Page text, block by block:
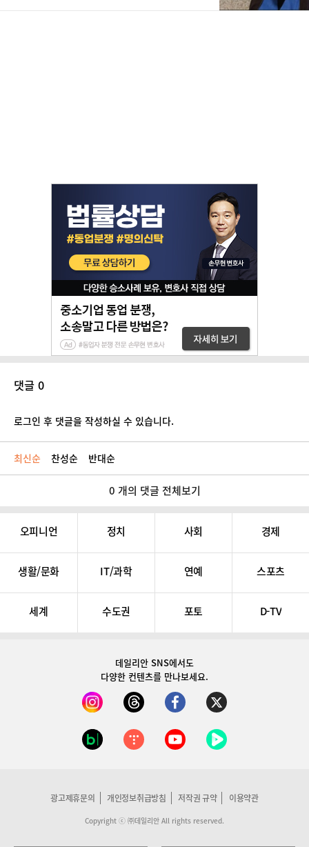
댓글 0
로그인 후 댓글을 작성하실 수 있습니다.
최신순 찬성순 반대순
0 개의 댓글 전체보기
오피니언 정치 사회 경제
생활/문화 IT/과학 연예 스포츠
세계 수도권 포토 D-TV
데일리안 SNS에서도
다양한 컨텐츠를 만나보세요.
광고제휴문의 개인정보취급방침 저작권 규약 이용약관
Copyright ⓒ ㈜데일리안 All rights reserved.